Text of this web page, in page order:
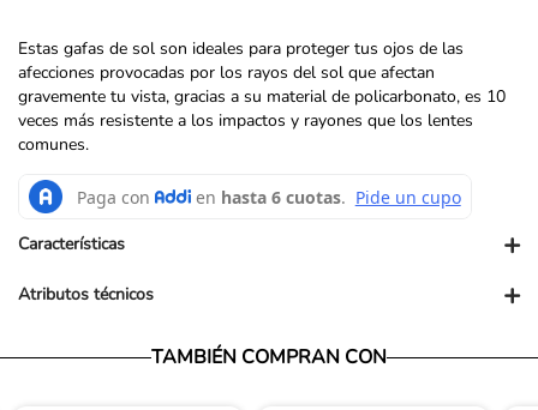
Estas gafas de sol son ideales para proteger tus ojos de las
afecciones provocadas por los rayos del sol que afectan
gravemente tu vista, gracias a su material de policarbonato, es 10
veces más resistente a los impactos y rayones que los lentes
comunes.
Características +
Atributos técnicos +
TAMBIÉN COMPRAN CON